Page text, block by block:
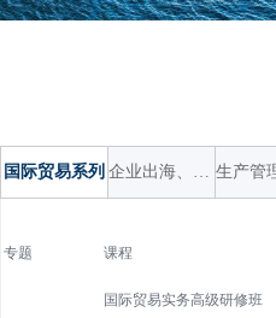
国际贸易系列 企业出海、营销战略
专题 课程
国际贸易实务高级研修班